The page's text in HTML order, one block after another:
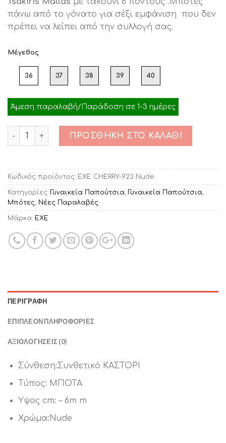
€89.00.είναι:
€39.00.
πάνω από το γόνατο για σέξι εμφάνιση που δεν
πρέπει να λείπει από την συλλογή σας.
Μέγεθος
36 37 38 39 40
Άμεση παραλαβή/Παράδοση σε 1-3 ημέρες
Ποσότητα
ΠΡΟΣΘΉΚΗ ΣΤΟ ΚΑΛΆΘΙ
Κωδικός προϊόντος: EXE CHERRY-923 Nude
Κατηγορίες: Γυναικεία Παπούτσια, Γυναικεία Παπούτσια,
Μπότες, Νέες Παραλαβές
Μάρκα: EXE
ΠΕΡΙΓΡΑΦΉ
ΕΠΙΠΛΈΟΝ ΠΛΗΡΟΦΟΡΊΕΣ
ΑΞΙΟΛΟΓΉΣΕΙΣ (0)
Σύνθεση:Συνθετικό ΚΑΣΤΟΡΙ
Τύπος: ΜΠΟΤΑ
Υψος cm: – 6m m
Χρώμα:Nude